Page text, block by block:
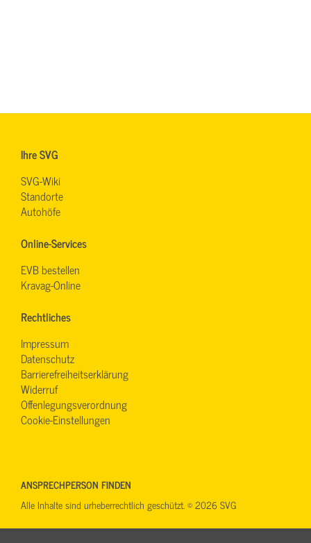
Ihre SVG
SVG-Wiki
Standorte
Autohöfe
Online-Services
EVB bestellen
Kravag-Online
Rechtliches
Impressum
Datenschutz
Barrierefreiheitserklärung
Widerruf
Offenlegungsverordnung
Cookie-Einstellungen
ANSPRECHPERSON FINDEN
Alle Inhalte sind urheberrechtlich geschützt. © 2026 SVG